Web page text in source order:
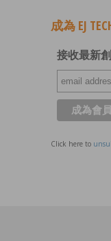
成為 EJ
接收最新
Click here to